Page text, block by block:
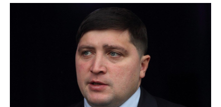
КОМУ ПРИНАДЛЕЖАТ
ТОРГОВЫЕ ЦЕНТРЫ
МАШИНОСТРОЕНИЕ
НОВОСТИ НЕДВИЖИМОСТИ
НОВОСТИ БИЗНЕСА
РОЗНИЧНАЯ ТОРГОВЛЯ
НОВОСТИ ТЕХНОЛОГИЙ
НОВОСТИ МЕРОПРИЯТИЙ